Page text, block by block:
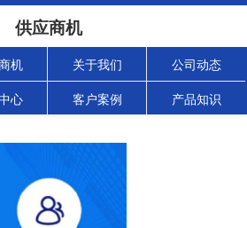
供应商机
机 关于我们 公司动态
心 客户案例 产品知识